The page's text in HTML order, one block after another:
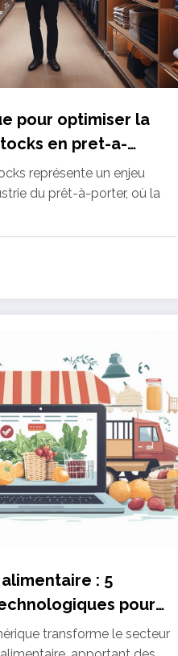
pour optimiser la
en pret-a-
représente un enjeu
du prêt-à-porter, où la
: 5
pour
ventestransforme le secteur